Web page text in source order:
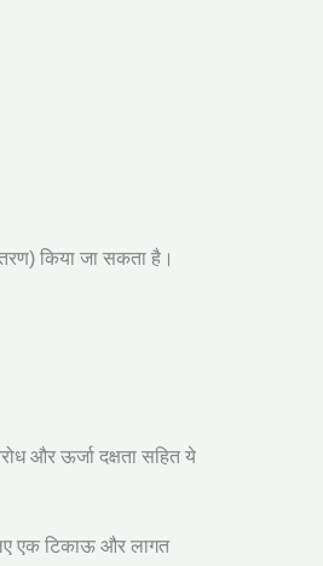
किया जा सकता है।
और ऊर्जा दक्षता सहित ये
एक टिकाऊ और लागत